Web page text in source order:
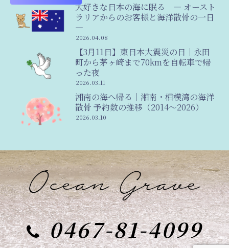
大好きな日本の海に眠る ― オースト
ラリアからのお客様と海洋散骨の一日
―
2026.04.08
【3月11日】東日本大震災の日｜永田
町から茅ヶ崎まで70kmを自転車で帰
った夜
2026.03.11
湘南の海へ帰る｜湘南・相模湾の海洋
散骨 予約数の推移（2014〜2026）
2026.03.10
0467-81-4099